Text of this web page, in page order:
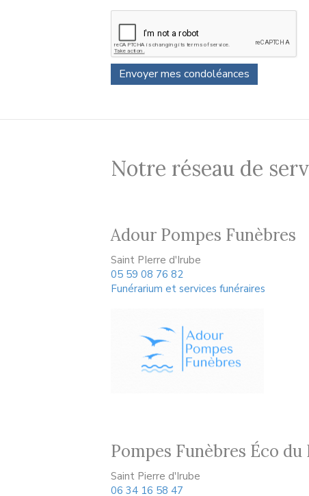
Notre réseau de
Adour Pompes Funèbres
Saint PIerre d'Irube
05 59 08 76 82
Funérarium et services funéraires
Pompes Funèbres Éco du
Saint Pierre d'Irube
06 34 16 58 47